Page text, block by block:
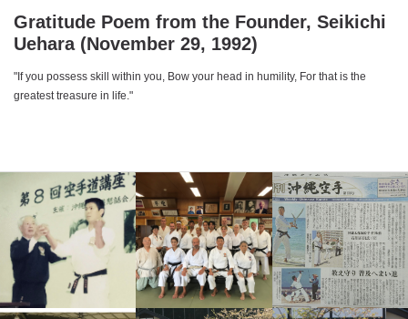
Gratitude Poem from the Founder, Seikichi
Uehara (November 29, 1992)
"If you possess skill within you, Bow your head in humility, For that is the
greatest treasure in life."